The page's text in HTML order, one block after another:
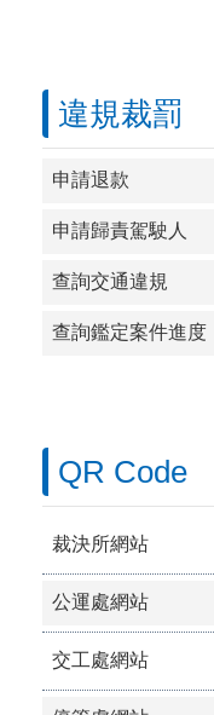
違規裁罰
申請退款
申請歸責駕駛人
查詢交通違規
查詢鑑定案件進度
QR Code
裁決所網站
公運處網站
交工處網站